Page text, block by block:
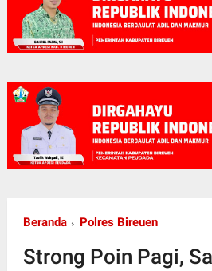
Beranda Polres Bireuen
Strong Poin Pagi,